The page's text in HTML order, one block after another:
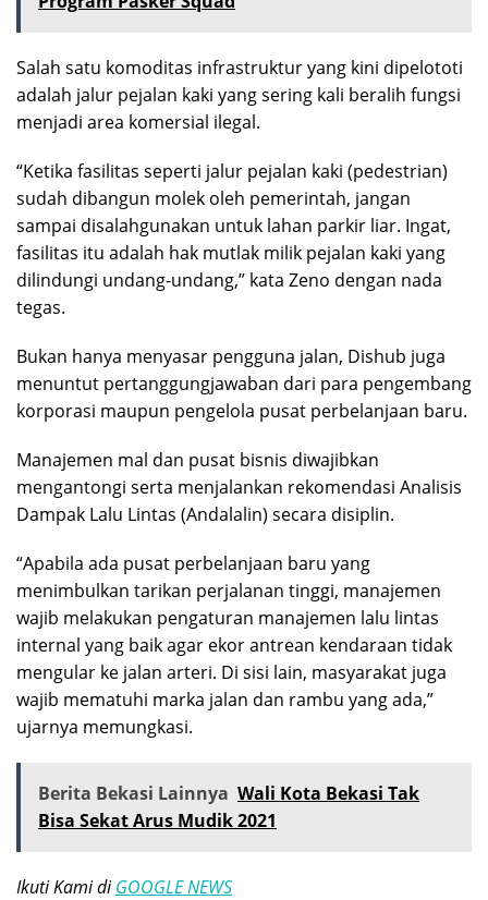
Salah satu komoditas infrastruktur yang kini dipelototi
adalah jalur pejalan kaki yang sering kali beralih fungsi
menjadi area komersial ilegal.
“Ketika fasilitas seperti jalur pejalan kaki (pedestrian)
sudah dibangun molek oleh pemerintah, jangan
sampai disalahgunakan untuk lahan parkir liar. Ingat,
fasilitas itu adalah hak mutlak milik pejalan kaki yang
dilindungi undang-undang,” kata Zeno dengan nada
tegas.
Bukan hanya menyasar pengguna jalan, Dishub juga
menuntut pertanggungjawaban dari para pengembang
korporasi maupun pengelola pusat perbelanjaan baru.
Manajemen mal dan pusat bisnis diwajibkan
mengantongi serta menjalankan rekomendasi Analisis
Dampak Lalu Lintas (Andalalin) secara disiplin.
“Apabila ada pusat perbelanjaan baru yang
menimbulkan tarikan perjalanan tinggi, manajemen
wajib melakukan pengaturan manajemen lalu lintas
internal yang baik agar ekor antrean kendaraan tidak
mengular ke jalan arteri. Di sisi lain, masyarakat juga
wajib mematuhi marka jalan dan rambu yang ada,”
ujarnya memungkasi.
Berita Bekasi Lainnya Wali Kota Bekasi Tak
Bisa Sekat Arus Mudik 2021
Ikuti Kami diGOOGLE NEWS